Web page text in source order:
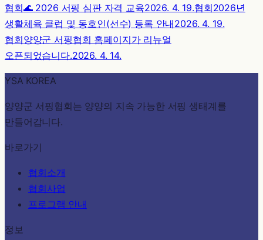
협회🌊 2026 서핑 심판 자격 교육2026. 4. 19.협회2026년
생활체육 클럽 및 동호인(선수) 등록 안내2026. 4. 19.
협회양양군 서핑협회 홈페이지가 리뉴얼
오픈되었습니다.2026. 4. 14.
YSA KOREA
양양군 서핑협회는 양양의 지속 가능한 서핑 생태계를
만들어갑니다.
바로가기
협회소개
협회사업
프로그램 안내
정보